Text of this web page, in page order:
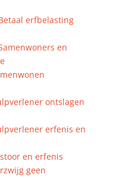
erfbelasting
en
ontslagen
erfenis en
en erfenis
geen